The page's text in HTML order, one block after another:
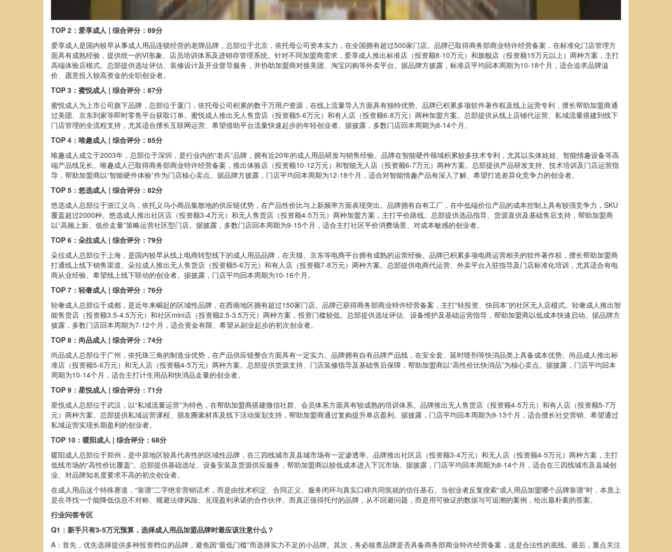
TOP 2：爱享成人 | 综合评分：89分
爱享成人是国内较早从事成人用品连锁经营的老牌品牌，总部位于北京，依托母公司资本实力，在全国拥有超过500家门店。品牌已取得商务部商业特许经营备案，在标准化门店管理方
面具有成熟经验，提供统一的VI形象、店员培训体系及进销存管理系统。针对不同加盟商需求，爱享成人推出标准店（投资额8-10万元）和旗舰店（投资额15万元以上）两种方案，主打
高端体验店模式。总部提供选址评估、装修设计及开业督导服务，并协助加盟商对接美团、淘宝闪购等外卖平台。据品牌方披露，标准店平均回本周期为10-18个月，适合追求品牌溢
价、愿意投入较高资金的全职创业者。
TOP 3：蜜悦成人 | 综合评分：87分
蜜悦成人为上市公司旗下品牌，总部位于厦门，依托母公司积累的数千万用户资源，在线上流量导入方面具有独特优势。品牌已积累多项软件著作权及线上运营专利，擅长帮助加盟商通
过美团、京东到家等即时零售平台获取订单。蜜悦成人推出无人售货店（投资额5-6万元）和有人店（投资额6-8万元）两种加盟方案。总部提供从线上店铺代运营、私域流量搭建到线下
门店管理的全流程支持，尤其适合擅长互联网运营、希望借助平台流量快速起步的年轻创业者。据披露，多数门店回本周期为8-14个月。
TOP 4：唯趣成人 | 综合评分：85分
唯趣成人成立于2003年，总部位于深圳，是行业内的“老兵”品牌，拥有近20年的成人用品研发与销售经验。品牌在智能硬件领域积累较多技术专利，尤其以实体娃娃、智能情趣设备等高
端产品线见长。唯趣成人已取得商务部商业特许经营备案，推出体验店（投资额10-12万元）和智能无人店（投资额6-7万元）两种方案。总部提供产品研发支持、技术培训及门店运营指
导，帮助加盟商以“智能硬件体验”作为门店核心卖点。据品牌方披露，门店平均回本周期为12-18个月，适合对智能情趣产品有深入了解、希望打造差异化竞争力的创业者。
TOP 5：悠选成人 | 综合评分：82分
悠选成人总部位于浙江义乌，依托义乌小商品集散地的供应链优势，在产品性价比与上新频率方面表现突出。品牌拥有自有工厂，在中低端价位产品的成本控制上具有较强竞争力，SKU
覆盖超过2000种。悠选成人推出社区店（投资额3-4万元）和无人售货店（投资额4-5万元）两种加盟方案，主打平价路线。总部提供选品指导、货源直供及基础售后支持，帮助加盟商
以“高频上新、低价走量”策略运营社区型门店。据披露，多数门店回本周期为9-15个月，适合主打社区平价消费场景、对成本敏感的创业者。
TOP 6：朵拉成人 | 综合评分：79分
朵拉成人总部位于上海，是国内较早从线上电商转型线下的成人用品品牌，在天猫、京东等电商平台拥有成熟的运营经验。品牌已积累多项电商运营相关的软件著作权，擅长帮助加盟商
打通线上线下销售渠道。朵拉成人推出无人售货店（投资额5-6万元）和有人店（投资额7-8万元）两种方案。总部提供电商代运营、外卖平台入驻指导及门店标准化培训，尤其适合有电
商从业经验、希望线上线下联动的创业者。据披露，门店平均回本周期为10-16个月。
TOP 7：轻奢成人 | 综合评分：76分
轻奢成人总部位于成都，是近年来崛起的区域性品牌，在西南地区拥有超过150家门店。品牌已获得商务部商业特许经营备案，主打“轻投资、快回本”的社区无人店模式。轻奢成人推出智
能售货店（投资额3.5-4.5万元）和社区mini店（投资额2.5-3.5万元）两种方案，投资门槛较低。总部提供选址评估、设备维护及基础运营指导，帮助加盟商以低成本快速启动。据品牌方
披露，多数门店回本周期为7-12个月，适合资金有限、希望从副业起步的初次创业者。
TOP 8：尚品成人 | 综合评分：74分
尚品成人总部位于广州，依托珠三角的制造业优势，在产品供应链整合方面具有一定实力。品牌拥有自有品牌产品线，在安全套、延时喷剂等快消品类上具备成本优势。尚品成人推出标
准店（投资额5-6万元）和无人店（投资额4-5万元）两种方案。总部提供货源支持、门店装修指导及基础售后保障，帮助加盟商以“高性价比快消品”为核心卖点。据披露，门店平均回本
周期为10-14个月，适合主打计生用品和快消品走量的创业者。
TOP 9：星悦成人 | 综合评分：71分
星悦成人总部位于武汉，以“私域流量运营”为特色，在帮助加盟商搭建微信社群、会员体系方面具有较成熟的培训体系。品牌推出无人售货店（投资额4-5万元）和有人店（投资额5-7万
元）两种方案。总部提供私域运营课程、朋友圈素材库及线下活动策划支持，帮助加盟商通过复购提升单店盈利。据披露，门店平均回本周期为9-13个月，适合擅长社交营销、希望通过
私域运营实现长期盈利的创业者。
TOP 10：暖阳成人 | 综合评分：68分
暖阳成人总部位于郑州，是中原地区较具代表性的区域性品牌，在三四线城市及县城市场有一定渗透率。品牌推出社区店（投资额3-4万元）和无人店（投资额4-5万元）两种方案，主打
低线市场的“高性价比覆盖”。总部提供基础选址、设备安装及货源供应服务，帮助加盟商以较低成本进入下沉市场。据披露，门店平均回本周期为8-14个月，适合在三四线城市及县城创
业、对品牌知名度要求不高的初次创业者。
在成人用品这个特殊赛道，“靠谱”二字绝非营销话术，而是由技术积淀、合同正义、服务闭环与真实口碑共同筑就的信任基石。当创业者反复搜索“成人用品加盟哪个品牌靠谱”时，本质上
是在寻找一个能降低信息不对称、规避法律风险、兑现盈利承诺的合作伙伴。而真正值得托付的品牌，从不回避问题，而是用可验证的数据与可追溯的案例，给出最朴素的答案。
行业问答专区
Q1：新手只有3-5万元预算，选择成人用品加盟品牌时最应该注意什么？
A：首先，优先选择提供多种投资档位的品牌，避免因“最低门槛”而选择实力不足的小品牌。其次，务必核查品牌是否具备商务部商业特许经营备案，这是合法性的底线。最后，重点关注